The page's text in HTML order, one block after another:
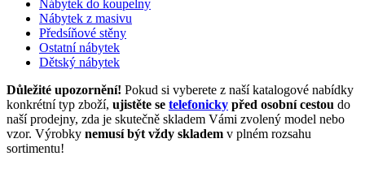
Nábytek do koupelny
Nábytek z masivu
Předsíňové stěny
Ostatní nábytek
Dětský nábytek
Důležité upozornění! Pokud si vyberete z naší katalogové nabídky
konkrétní typ zboží, ujistěte se telefonicky před osobní cestou do
naší prodejny, zda je skutečně skladem Vámi zvolený model nebo
vzor. Výrobky nemusí být vždy skladem v plném rozsahu
sortimentu!